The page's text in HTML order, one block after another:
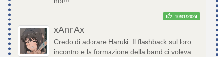
10/01/2024
xAnnAx
Credo di adorare Haruki. Il flashback sul loro
incontro e la formazione della band ci voleva